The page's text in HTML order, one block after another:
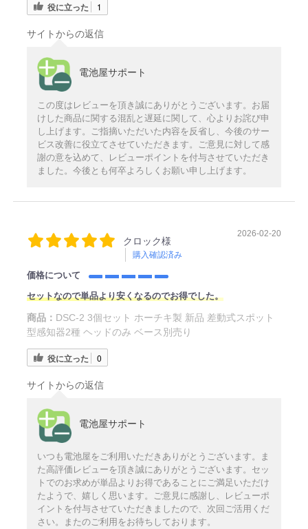
役に立った 1
サイトからの返信
電池屋サポート
この度はレビューを頂き誠にありがとうございます。お届
けした商品に関する混乱と遅延に関して、心よりお詫び申
し上げます。ご指摘いただいた内容を反省し、今後のサー
ビス改善に役立てさせていただきます。ご意見に対して感
謝の意を込めて、レビューポイントを付与させていただき
ました。今後とも何卒よろしくお願い申し上げます。
クロック様
購入確認済み
2026-02-20
価格について
セットなので単品より安くなるのでお得でした。
商品： DSC-2 3個セット ホーチキ製 新品 差動式スポット
型感知器2種 ヘッドのみ ベース別売り
役に立った 0
サイトからの返信
電池屋サポート
いつも電池屋をご利用いただきありがとうございます。ま
た高評価レビューを頂き誠にありがとうございます。セッ
トでのお求めが単品よりお得であることにご満足いただけ
たようで、嬉しく思います。ご意見に感謝し、レビューポ
イントを付与させていただきましたので、次回ご活用くだ
さい。またのご利用をお待ちしております。